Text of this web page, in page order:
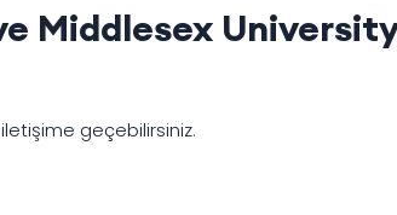
Middlesex
iletişime geçebilirsiniz.